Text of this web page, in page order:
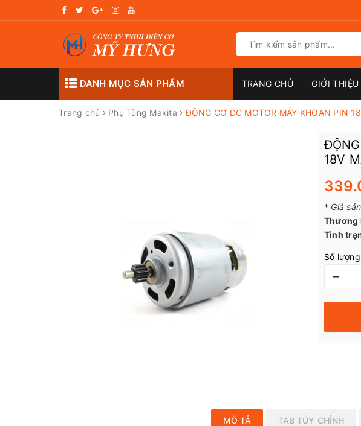
DANH MỤC SẢN PHẨM TRANG CHỦ GIỚI THIỆU
Trang chủ Phụ Tùng Makita ĐỘNG CƠ DC MOTOR MÁY KHOAN PIN
18V
* Giá
Thương
Tình
Số lượng
–
MÔ TẢ TAB TÙY CHỈNH